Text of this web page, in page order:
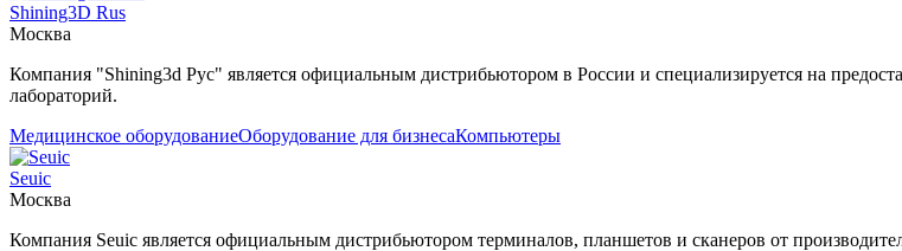
Shining3D Rus
Москва
Компания "Shining3d Рус" является официальным дистрибьютором в России и специализируется на
лабораторий.
Медицинское оборудованиеОборудование для бизнесаКомпьютеры
Seuic
Москва
Компания Seuic является официальным дистрибьютором терминалов, планшетов и сканеров от